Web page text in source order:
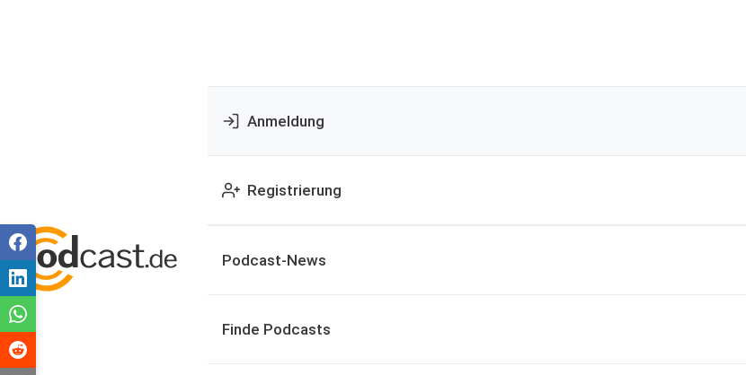
Anmeldung
Registrierung
Podcast-News
Finde Podcasts